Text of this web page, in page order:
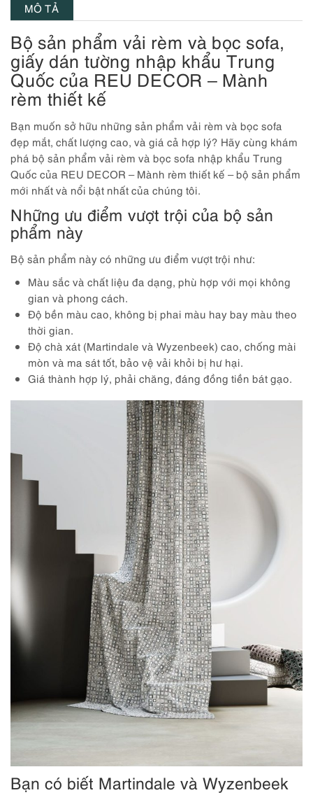
MÔ TẢ
Bộ sản phẩm vải rèm và bọc sofa,
giấy dán tường nhập khẩu Trung
Quốc của REU DECOR – Mành
rèm thiết kế
Bạn muốn sở hữu những sản phẩm vải rèm và bọc sofa
đẹp mắt, chất lượng cao, và giá cả hợp lý? Hãy cùng khám
phá bộ sản phẩm vải rèm và bọc sofa nhập khẩu Trung
Quốc của REU DECOR – Mành rèm thiết kế – bộ sản phẩm
mới nhất và nổi bật nhất của chúng tôi.
Những ưu điểm vượt trội của bộ sản
phẩm này
Bộ sản phẩm này có những ưu điểm vượt trội như:
Màu sắc và chất liệu đa dạng, phù hợp với mọi không
gian và phong cách.
Độ bền màu cao, không bị phai màu hay bay màu theo
thời gian.
Độ chà xát (Martindale và Wyzenbeek) cao, chống mài
mòn và ma sát tốt, bảo vệ vải khỏi bị hư hại.
Giá thành hợp lý, phải chăng, đáng đồng tiền bát gạo.
Bạn có biết Martindale và Wyzenbeek